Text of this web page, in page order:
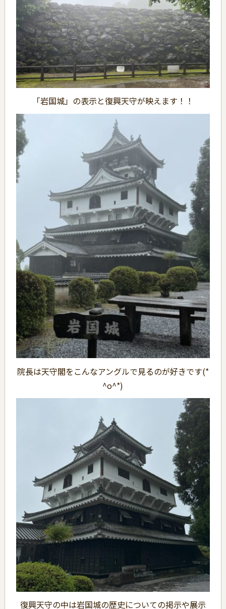
「岩国城」の表示と復興天守が映えます！！
院長は天守閣をこんなアングルで見るのが好きです(*
^o^*)
復興天守の中は岩国城の歴史についての掲示や展示